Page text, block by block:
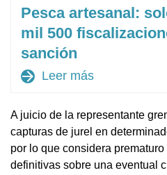
Pesca artesanal:
mil 500
sanción
arrow_forward Leer más
A juicio de la representante
capturas de jurel en
por lo que considera
definitivas sobre una eventual